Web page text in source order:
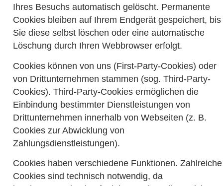
Ihres Besuchs automatisch gelöscht. Permanente
Cookies bleiben auf Ihrem Endgerät gespeichert, bis
Sie diese selbst löschen oder eine automatische
Löschung durch Ihren Webbrowser erfolgt.
Cookies können von uns (First-Party-Cookies) oder
von Drittunternehmen stammen (sog. Third-Party-
Cookies). Third-Party-Cookies ermöglichen die
Einbindung bestimmter Dienstleistungen von
Drittunternehmen innerhalb von Webseiten (z. B.
Cookies zur Abwicklung von
Zahlungsdienstleistungen).
Cookies haben verschiedene Funktionen. Zahlreiche
Cookies sind technisch notwendig, da